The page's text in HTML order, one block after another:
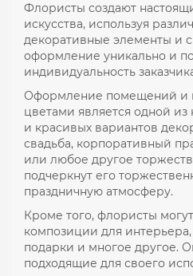
Флористы создают
искусства, используя
декоративные элементы и
оформление уникально и
индивидуальность
Оформление помещений и
цветами является одной
и красивых вариантов
свадьба, корпоративный
или любое другое
подчеркнут его
праздничную атмосферу.
Кроме того, флористы
композиции для
подарки и многое другое.
подходящие для своего